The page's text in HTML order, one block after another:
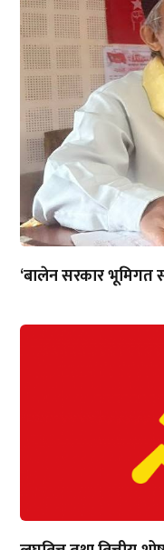
‘बालेन सरकार भूमिगत